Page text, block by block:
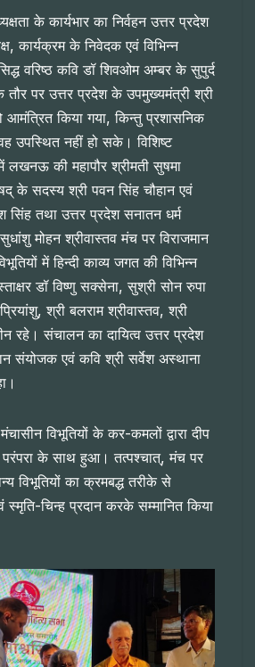
के कार्यभार का निर्वहन उत्तर प्रदेश
कार्यक्रम के निवेदक एवं विभिन्न
वरिष्ठ कवि डॉ शिवओम अम्बर के सुपुर्द
पर उत्तर प्रदेश के उपमुख्यमंत्री श्री
आमंत्रित किया गया, किन्तु प्रशासनिक
उपस्थित नहीं हो सके। विशिष्ट
लखनऊ की महापौर श्रीमती सुषमा
के सदस्य श्री पवन सिंह चौहान एवं
सिंह तथा उत्तर प्रदेश सनातन धर्म
मोहन श्रीवास्तव मंच पर विराजमान
में हिन्दी काव्य जगत की विभिन्न
डॉ विष्णु सक्सेना, सुश्री सोन रुपा
श्री बलराम श्रीवास्तव, श्री
रहे। संचालन का दायित्व उत्तर प्रदेश
संयोजक एवं कवि श्री सर्वेश अस्थाना
विभूतियों के कर-कमलों द्वारा दीप
के साथ हुआ। तत्पश्चात्, मंच पर
विभूतियों का क्रमबद्ध तरीके से
चिन्ह प्रदान करके सम्मानित किया